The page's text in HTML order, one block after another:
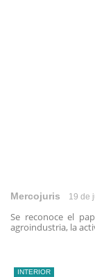
Mercojuris 19 de
Se reconoce el
agroindustria, la
INTERIOR